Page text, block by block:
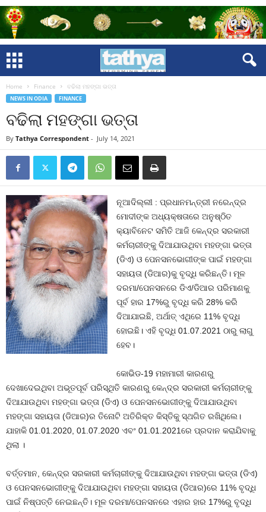
Home Finance ବଢିଲା ମହଙ୍ଗା ଭତ୍ତା
NEWS IN ODIA FINANCE
ବଢିଲା ମହଙ୍ଗା ଭତ୍ତା
By Tathya Correspondent - July 14, 2021
ନୂଆଦିଲ୍ଲୀ : ପ୍ରଧାନମନ୍ତ୍ରୀ ନରେନ୍ଦ୍ର
ମୋଦୀଙ୍କ ଅଧ୍ୟକ୍ଷତାରେ ଅନୁଷ୍ଠିତ
କ୍ୟାବିନେଟ ସମିତି ଆଜି କେନ୍ଦ୍ର ସରକାରୀ
କର୍ମଚାରୀଙ୍କୁ ଦିଆଯାଉଥିବା ମହଙ୍ଗା ଭତ୍ତା
(ଡିଏ) ଓ ପେନସନଭୋଗୀଙ୍କ ପାଇଁ ମହଙ୍ଗା
ସହାୟତା (ଡିଆର)କୁ ବୃଦ୍ଧି କରିଛନ୍ତି। ମୂଳ
ଦରମା/ପେନସନରେ ଡିଏ/ଡିଆର ପରିମାଣକୁ
ପୂର୍ବ ହାର 17%ରୁ ବୃଦ୍ଧି କରି 28% କରି
ଦିଆଯାଇଛି, ଅର୍ଥାତ୍ ଏଥିରେ 11% ବୃଦ୍ଧି
ହୋଇଛି। ଏହି ବୃଦ୍ଧି 01.07.2021 ଠାରୁ ଲାଗୁ
ହେବ।
କୋଭିଡ-19 ମହାମାରୀ କାରଣରୁ
ଦେଖାଦେଇଥିବା ଅଭୂତପୂର୍ବ ପରିସ୍ଥିତି କାରଣରୁ କେନ୍ଦ୍ର ସରକାରୀ କର୍ମଚାରୀଙ୍କୁ
ଦିଆଯାଉଥିବା ମହଙ୍ଗା ଭତ୍ତା (ଡିଏ) ଓ ପେନସନଭୋଗୀଙ୍କୁ ଦିଆଯାଉଥିବା
ମହଙ୍ଗା ସହାୟତା (ଡିଆର)ର ତିନୋଟି ଅତିରିକ୍ତ କିସ୍ତିକୁ ସ୍ଥଗିତ ରଖିଥିଲେ।
ଯାହାକି 01.01.2020, 01.07.2020 ଏବଂ 01.01.2021ରେ ପ୍ରଦାନ କରାଯିବାକୁ
ଥିଲା ।
ବର୍ତ୍ତମାନ, କେନ୍ଦ୍ର ସରକାରୀ କର୍ମଚାରୀଙ୍କୁ ଦିଆଯାଉଥିବା ମହଙ୍ଗା ଭତ୍ତା (ଡିଏ)
ଓ ପେନସନଭୋଗୀଙ୍କୁ ଦିଆଯାଉଥିବା ମହଙ୍ଗା ସହାୟତା (ଡିଆର)ରେ 11% ବୃଦ୍ଧି
ପାଇଁ ନିଷ୍ପତ୍ତି ନେଇଛନ୍ତି। ମୂଳ ଦରମା/ପେନସନରେ ଏହାର ହାର 17%ରୁ ବୃଦ୍ଧି